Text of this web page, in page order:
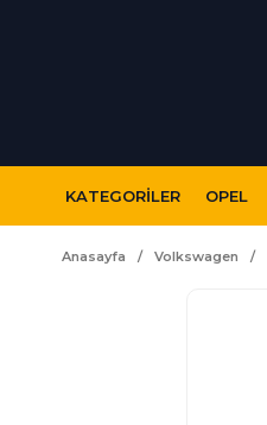
KATEGORILER OPEL
Anasayfa Volkswagen